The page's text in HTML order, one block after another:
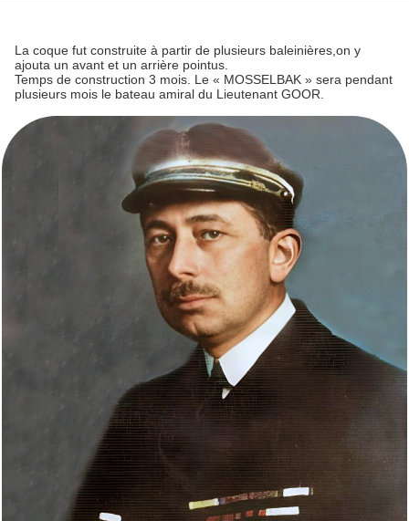
La coque fut construite à partir de plusieurs baleinières,on y
ajouta un avant et un arrière pointus.
Temps de construction 3 mois. Le « MOSSELBAK » sera pendant
plusieurs mois le bateau amiral du Lieutenant GOOR.